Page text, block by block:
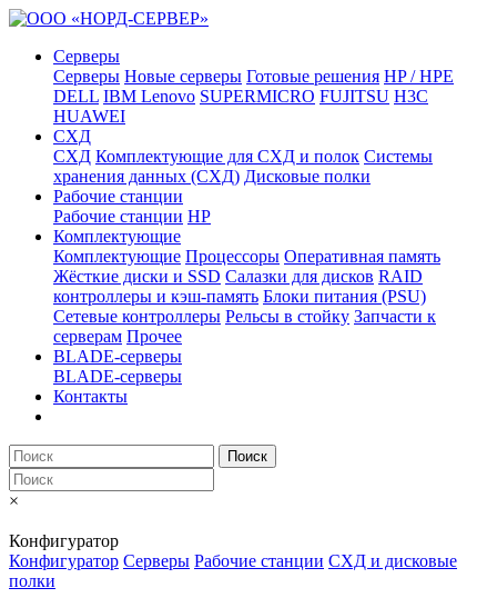
Серверы
Серверы Новые серверы Готовые решения HP / HPE
DELL IBM Lenovo SUPERMICRO FUJITSU H3C
HUAWEI
СХД
СХД Комплектующие для СХД и полок Системы
хранения данных (СХД) Дисковые полки
Рабочие станции
Рабочие станции HP
Комплектующие
Комплектующие Процессоры Оперативная память
Жёсткие диски и SSD Салазки для дисков RAID
контроллеры и кэш-память Блоки питания (PSU)
Сетевые контроллеры Рельсы в стойку Запчасти к
серверам Прочее
BLADE-серверы
BLADE-серверы
Контакты
Поиск
×
Конфигуратор
Конфигуратор Серверы Рабочие станции СХД и дисковые
полки